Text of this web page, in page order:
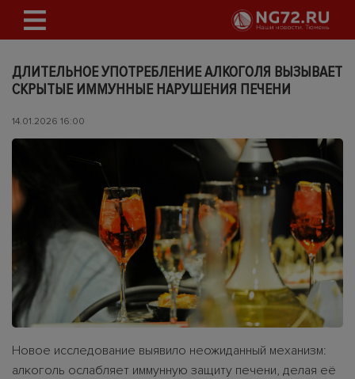
ДЛИТЕЛЬНОЕ УПОТРЕБЛЕНИЕ АЛКОГОЛЯ ВЫЗЫВАЕТ
СКРЫТЫЕ ИММУННЫЕ НАРУШЕНИЯ ПЕЧЕНИ
14.01.2026 16:00
Новое исследование выявило неожиданный механизм:
алкоголь ослабляет иммунную защиту печени, делая её